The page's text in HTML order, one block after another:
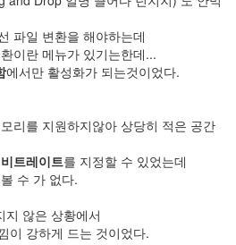
파일 변환을 해야하는데
이란 메뉴가 있기는한데...
에서만 활성화가 되는것이었다.
리를 지원하지않아 상당히 적은 공간
비트레이트를 지정할 수 있었는데
수 가 없다.
지 않은 상황에서
이 강하게 드는 것이었다.